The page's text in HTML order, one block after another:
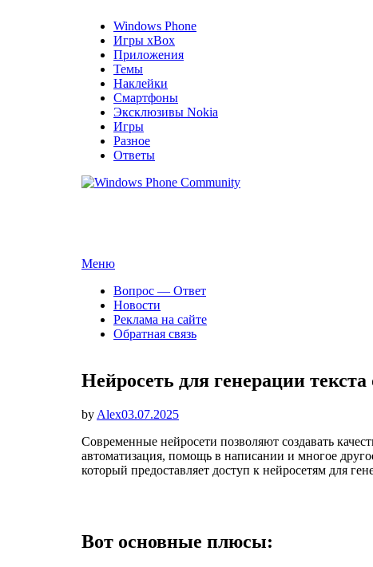
Windows Phone
Игры xBox
Приложения
Темы
Наклейки
Смартфоны
Эксклюзивы Nokia
Игры
Разное
Ответы
Перейти
содержимому
Меню
Вопрос — Ответ
Новости
Реклама на сайте
Обратная связь
Нейросеть для генерации
by AlexОпубликовано
03.07.2025
Современные нейросети позволяют создавать
автоматизация, помощь в написании и многое
который предоставляет доступ к нейросетям для
Вот основные плюсы: